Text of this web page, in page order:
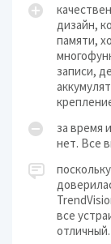
дизайн,
памяти,
записи,
за время
нет. Все
все